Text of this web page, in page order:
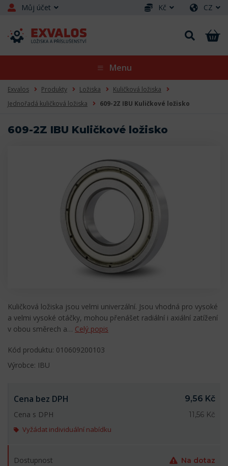
Můj účet Kč CZ
Menu
Exvalos Produkty Ložiska
Kuličková ložiska
Jednořadá kuličková ložiska
609-2Z IBU Kuličkové ložisko
609-2Z IBU Kuličkové ložisko
Kuličková ložiska jsou velmi univerzální. Jsou vhodná pro vysoké
a velmi vysoké otáčky, mohou přenášet radiální i axiální zatížení
v obou směrech a… Celý popis
Kód produktu: 010609200103
Výrobce: IBU
Cena bez DPH
9,56 Kč
Cena s DPH
11,56 Kč
Vyžádat individuální nabídku
Dostupnost Na dotaz